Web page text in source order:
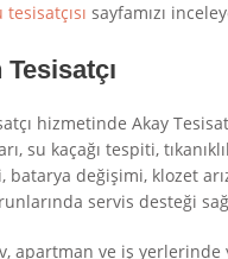
sayfamızı
hizmetinde Akay
su kaçağı tespiti,
değişimi, klozet
servis desteği
apartman ve iş yerlerinde